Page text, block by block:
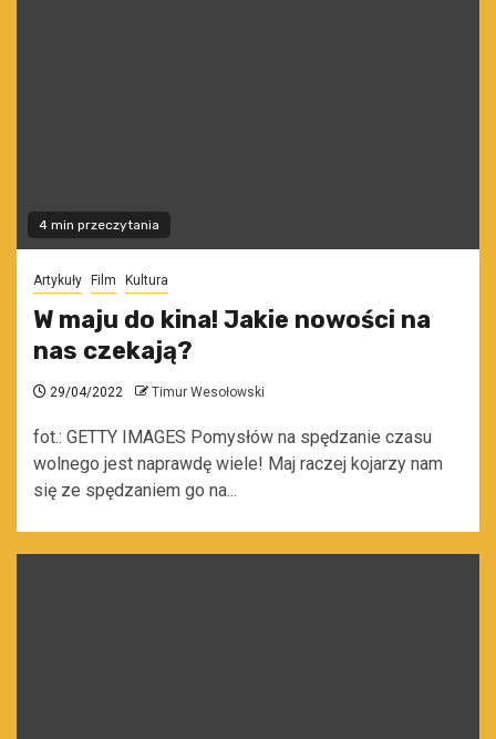
4 min przeczytania
Artykuły Film Kultura
W maju do kina! Jakie nowości na
nas czekają?
29/04/2022 Timur Wesołowski
fot.: GETTY IMAGES Pomysłów na spędzanie czasu
wolnego jest naprawdę wiele! Maj raczej kojarzy nam
się ze spędzaniem go na...